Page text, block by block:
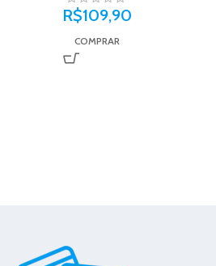
R$109,90
COMPRAR